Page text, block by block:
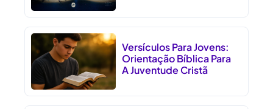
Versículos Para Jovens:
Orientação Bíblica Para
A Juventude Cristã